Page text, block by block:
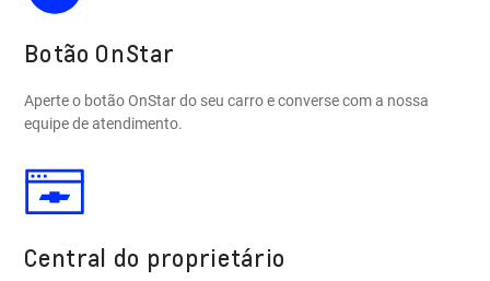
Botão OnStar
Aperte o botão OnStar do seu carro e converse com a nossa
equipe de atendimento.
Central do proprietário